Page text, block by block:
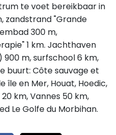
te voet bereikbaar in
zandstrand "Grande
300 m,
1 km. Jachthaven
m, surfschool 6 km,
buurt: Côte sauvage et
île en Mer, Houat, Hoedic,
km, Vannes 50 km,
Le Golfe du Morbihan.